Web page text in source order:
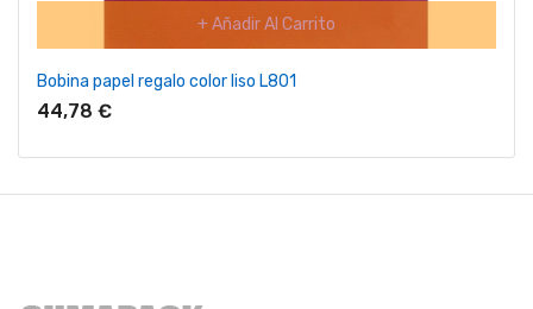
+ Añadir Al Carrito
Bobina papel regalo color liso L801
44,78 €